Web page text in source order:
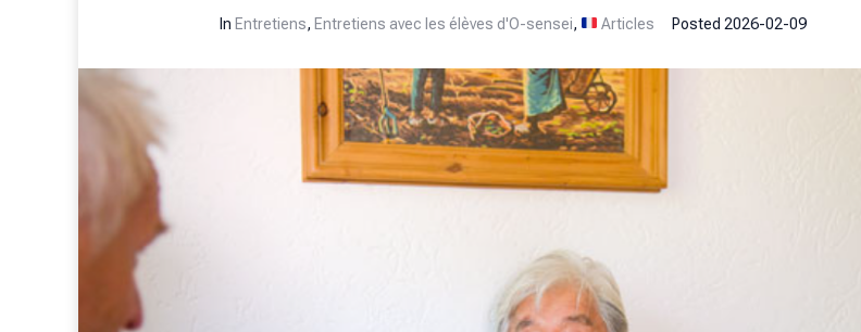
In Entretiens, Entretiens avec les élèves d'O-sensei, Articles Posted 2026-02-09